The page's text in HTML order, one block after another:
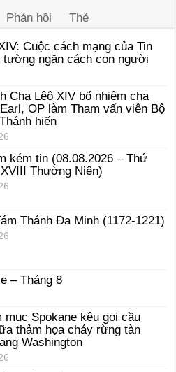
Phản hồi Thẻ
Cuộc cách mạng của Tin
ngăn cách con người
Cha Lêô XIV bổ nhiệm cha
OP làm Tham vấn viên Bộ
hiến
kém tin (08.08.2026 – Thứ
Thường Niên)
Thánh Ða Minh (1172-1221)
– Tháng 8
Spokane kêu gọi cầu
thảm họa cháy rừng tàn
Washington